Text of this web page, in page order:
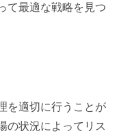
て最適な戦略を見つ
を適切に行うことが
の状況によってリス